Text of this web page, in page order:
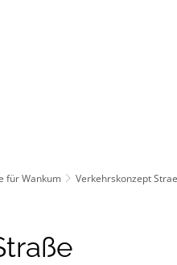
für Wankum Verkehrskonzept